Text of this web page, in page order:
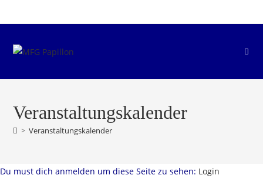
Inhalt
Veranstaltungskalender
> Veranstaltungskalender
Du must dich anmelden um diese Seite zu sehen: Login